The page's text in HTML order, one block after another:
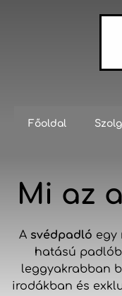
Főoldal
Mi az
A svédpadló egy
hatású
leggyakrabban
irodákban és